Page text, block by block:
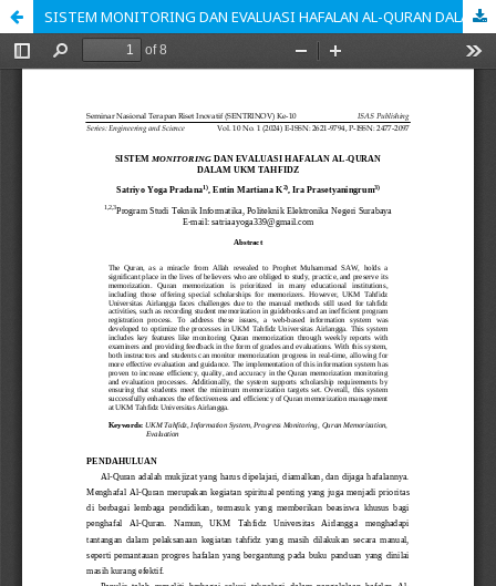
SISTEM MONITORING DAN EVALUASI HAFALAN AL-QURAN DALAM UKM TAHFIDZ